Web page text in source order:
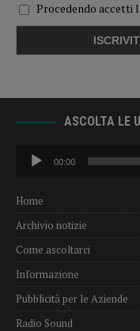
Procedendo accetti
ASCOLTA LE
Audio
Player
00:00
Home
Archivio notizie
Come ascoltarci
Informazione
Pubblicità per le Aziende
Radio Sound